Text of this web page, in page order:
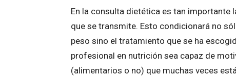
En la consulta dietética es tan
que se transmite. Esto condicionará no
peso sino el tratamiento que se ha
profesional en nutrición sea capaz de
(alimentarios o no) que muchas veces